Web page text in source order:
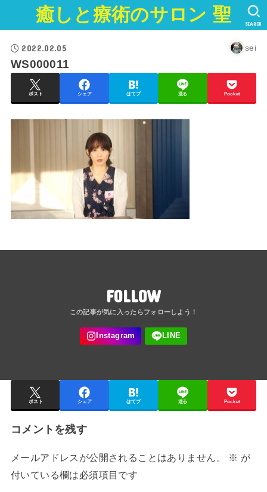
癒しと療術のサロン 聖 SEARCH
2022.02.05 sei
WS000011
ポスト シェア はてブ 送る Pocket
FOLLOW
ポスト シェア はてブ 送る Pocket
コメントを残す
メールアドレスが公開されることはありません。 ※ が
付いている欄は必須項目です